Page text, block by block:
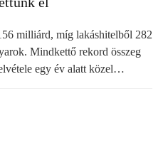
milliárd, míg lakáshitelből 282
Mindkettő rekord összeg
egy év alatt közel…